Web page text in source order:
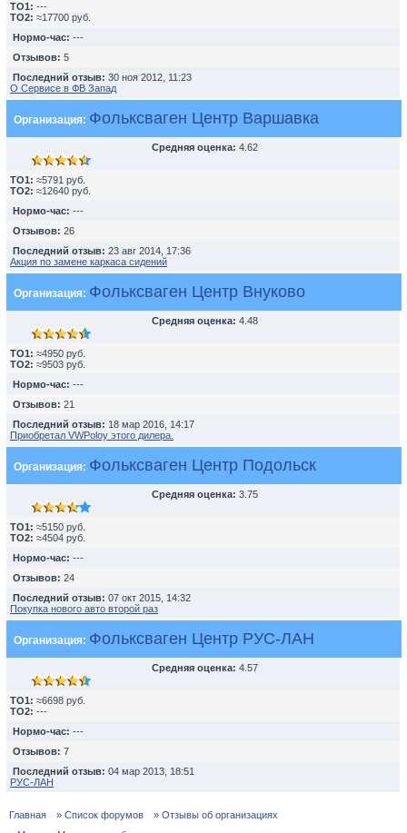
TO1: ---
TO2: ≈17700 руб.
Нормо-час: ---
Отзывов: 5
Последний отзыв: 30 ноя 2012, 11:23
О Сервисе в ФВ Запад
Организация: Фольксваген Центр Варшавка
Средняя оценка: 4.62
TO1: ≈5791 руб.
TO2: ≈12640 руб.
Нормо-час: ---
Отзывов: 26
Последний отзыв: 23 авг 2014, 17:36
Акция по замене каркаса сидений
Организация: Фольксваген Центр Внуково
Средняя оценка: 4.48
TO1: ≈4950 руб.
TO2: ≈9503 руб.
Нормо-час: ---
Отзывов: 21
Последний отзыв: 18 мар 2016, 14:17
Приобретал VWPoloу этого дилера.
Организация: Фольксваген Центр Подольск
Средняя оценка: 3.75
TO1: ≈5150 руб.
TO2: ≈4504 руб.
Нормо-час: ---
Отзывов: 24
Последний отзыв: 07 окт 2015, 14:32
Покупка нового авто второй раз
Организация: Фольксваген Центр РУС-ЛАН
Средняя оценка: 4.57
TO1: ≈6698 руб.
TO2: ---
Нормо-час: ---
Отзывов: 7
Последний отзыв: 04 мар 2013, 18:51
РУС-ЛАН
Главная » Список форумов
» Отзывы об организациях